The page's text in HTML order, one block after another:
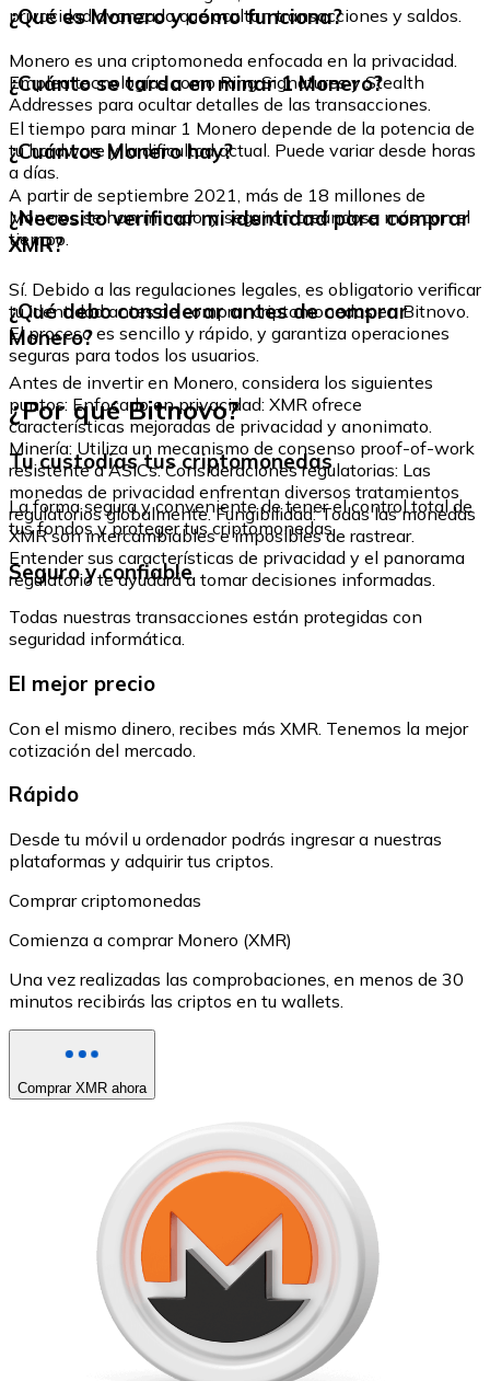
privacidad avanzada que ocultan transacciones y saldos.
¿Qué es Monero y cómo funciona?
Monero es una criptomoneda enfocada en la privacidad.
Emplea tecnologías como Ring Signatures y Stealth
Addresses para ocultar detalles de las transacciones.
¿Cuánto se tarda en minar 1 Monero?
El tiempo para minar 1 Monero depende de la potencia de
tu hardware y la dificultad actual. Puede variar desde horas
a días.
¿Cuántos Monero hay?
A partir de septiembre 2021, más de 18 millones de
Moneros se han minado, y seguirán creándose más con el
tiempo.
¿Necesito verificar mi identidad para comprar
XMR?
Sí. Debido a las regulaciones legales, es obligatorio verificar
tu identidad antes de comprar criptomonedas en Bitnovo.
El proceso es sencillo y rápido, y garantiza operaciones
seguras para todos los usuarios.
¿Qué debo considerar antes de comprar
Monero?
Antes de invertir en Monero, considera los siguientes
puntos: Enfocado en privacidad: XMR ofrece
características mejoradas de privacidad y anonimato.
Minería: Utiliza un mecanismo de consenso proof-of-work
resistente a ASICs. Consideraciones regulatorias: Las
monedas de privacidad enfrentan diversos tratamientos
regulatorios globalmente. Fungibilidad: Todas las monedas
XMR son intercambiables e imposibles de rastrear.
Entender sus características de privacidad y el panorama
regulatorio te ayudará a tomar decisiones informadas.
¿Por qué Bitnovo?
Tu custodias tus criptomonedas
La forma segura y conveniente de tener el control total de
tus fondos y proteger tus criptomonedas.
Seguro y confiable
Todas nuestras transacciones están protegidas con
seguridad informática.
El mejor precio
Con el mismo dinero, recibes más XMR. Tenemos la mejor
cotización del mercado.
Rápido
Desde tu móvil u ordenador podrás ingresar a nuestras
plataformas y adquirir tus criptos.
Comprar criptomonedas
Comienza a comprar Monero (XMR)
Una vez realizadas las comprobaciones, en menos de 30
minutos recibirás las criptos en tu wallets.
Comprar XMR ahora